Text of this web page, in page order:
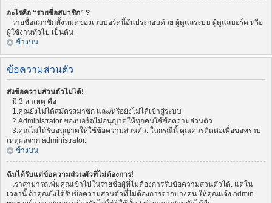
อะไรคือ “รายชื่อสมาชิก” ?
รายชื่อสมาชิกทั้งหมดของเวบบอร์ดนี้อันประกอบด้วย ผู้ดูแลระบบ ผู้ดูแลบอร์ด หรือ
ผู้ใช้งานทั่วไป เป็นต้น
ข้างบน
ข้อความส่วนตัว
ส่งข้อความส่วนตัวไม่ได้!
มี 3 สาเหตุ คือ
1.คุณยังไม่ได้สมัครสมาชิก และ/หรือยังไม่ได้เข้าสู่ระบบ
2.Administrator ของบอร์ดไม่อนุญาตให้ทุกคนใช้ข้อความส่วนตัว
3.คุณไม่ได้รับอนุญาตให้ใช้ข้อความส่วนตัว. ในกรณีนี้ คุณควรติดต่อเพื่อขอทราบ
เหตุผลจาก administrator.
ข้างบน
ฉันได้รับแต่ข้อความส่วนตัวที่ไม่ต้องการ!
เราสามารถเพิ่มคุณเข้าไปในรายชื่อผู้ที่ไม่ต้องการรับข้อความส่วนตัวได้. แต่ใน
เวลานี้ ถ้าคุณยังได้รับข้อความส่วนตัวที่ไม่ต้องการจากบางคน ให้คุณแจ้ง admin